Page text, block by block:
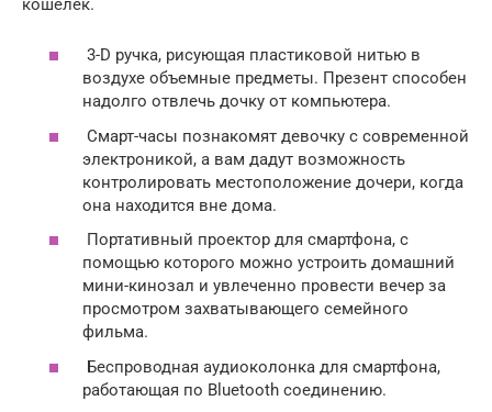
кошелек.
3-D ручка, рисующая пластиковой нитью в
воздухе объемные предметы. Презент способен
надолго отвлечь дочку от компьютера.
Смарт-часы познакомят девочку с современной
электроникой, а вам дадут возможность
контролировать местоположение дочери, когда
она находится вне дома.
Портативный проектор для смартфона, с
помощью которого можно устроить домашний
мини-кинозал и увлеченно провести вечер за
просмотром захватывающего семейного
фильма.
Беспроводная аудиоколонка для смартфона,
работающая по Bluetooth соединению.